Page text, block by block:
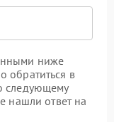
ниже
обратиться в
следующему
нашли ответ на